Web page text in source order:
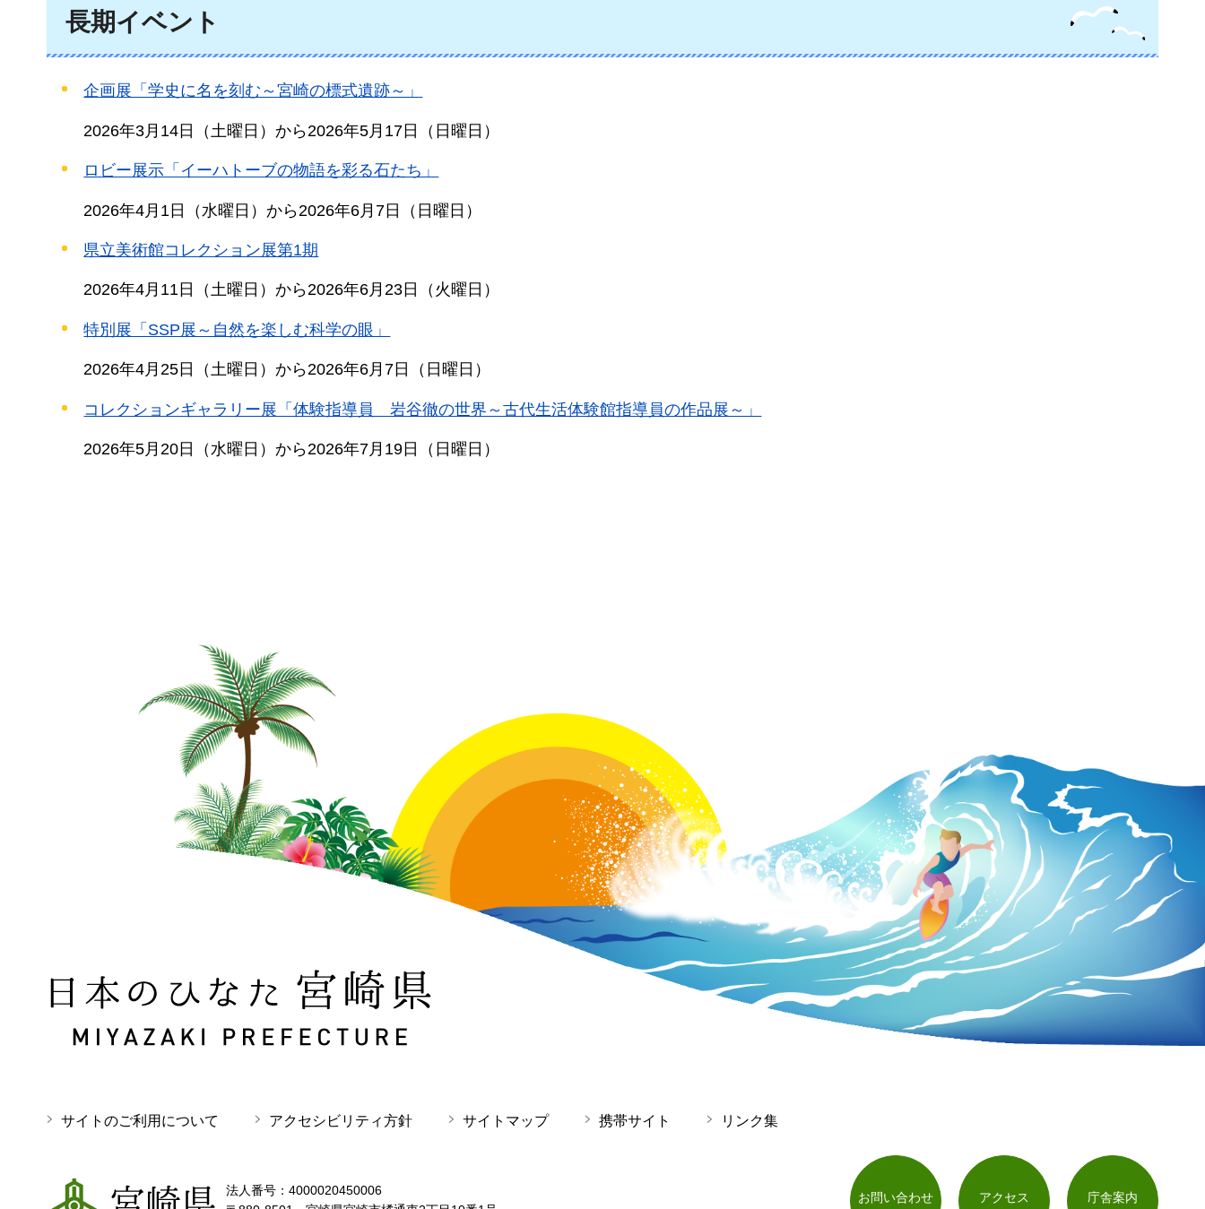
長期イベント
企画展「学史に名を刻む～宮崎の標式遺跡～」
2026年3月14日（土曜日）から2026年5月17日（日曜日）
ロビー展示「イーハトーブの物語を彩る石たち」
2026年4月1日（水曜日）から2026年6月7日（日曜日）
県立美術館コレクション展第1期
2026年4月11日（土曜日）から2026年6月23日（火曜日）
特別展「SSP展～自然を楽しむ科学の眼」
2026年4月25日（土曜日）から2026年6月7日（日曜日）
コレクションギャラリー展「体験指導員 岩谷徹の世界～古代生活体験館指導員の作品展～」
2026年5月20日（水曜日）から2026年7月19日（日曜日）
日本のひなた 宮崎県 MIYAZAKI PREFECTURE
サイトのご利用について アクセシビリティ方針 サイトマップ 携帯サイト リンク集
宮崎県
法人番号：4000020450006
お問い合わせ アクセス 庁舎案内